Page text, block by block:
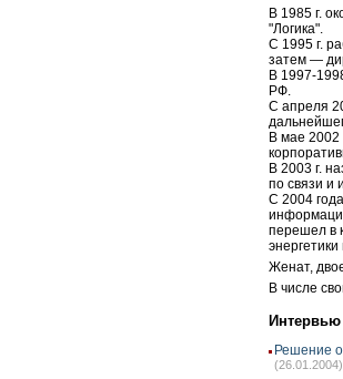
В 1985 г.
"Логика".
С 1995 г.
затем —
В 1997-
РФ.
С апреля
В мае 2002
В 2003 г.
по связи и
С 2004
перешел в
Женат,
В числе
Интервью
Решение
(26.01.2004)